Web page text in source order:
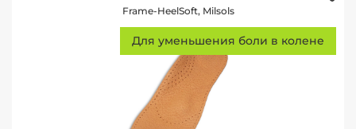
Frame-HeelSoft, Milsols
Для уменьшения боли в колене